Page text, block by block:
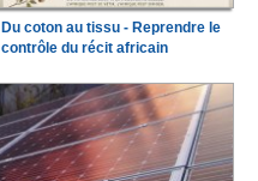
Du coton au tissu - Reprendre le
contrôle du récit africain